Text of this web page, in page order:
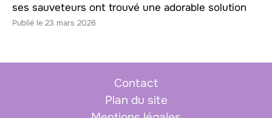
ses sauveteurs ont trouvé une adorable solution
23 mars 2026
Contact
Plan du site